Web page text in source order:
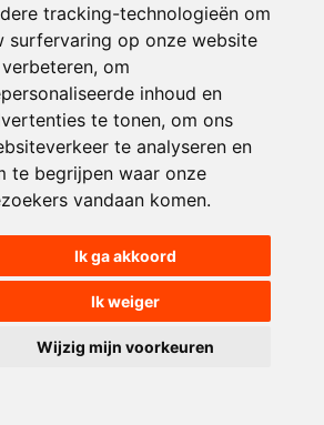
tracking-technologieën om
surfervaring op onze website
om
inhoud en
te tonen, om ons
te analyseren en
te begrijpen waar onze
vandaan komen.
Ik ga akkoord
Ik weiger
Wijzig mijn voorkeuren
voor mij
een droom
2004